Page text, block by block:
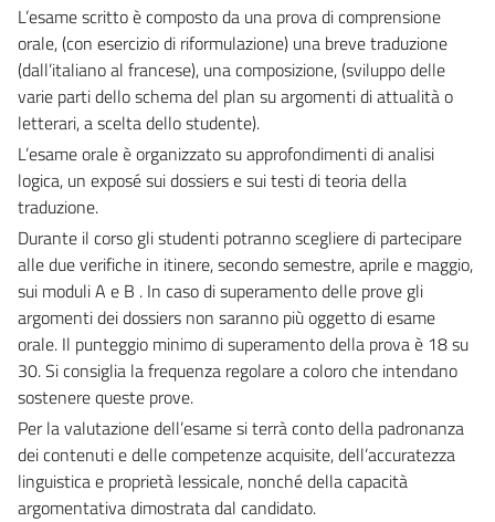
L’esame scritto è composto da una prova di comprensione
orale, (con esercizio di riformulazione) una breve traduzione
(dall’italiano al francese), una composizione, (sviluppo delle
varie parti dello schema del plan su argomenti di attualità o
letterari, a scelta dello studente).
L’esame orale è organizzato su approfondimenti di analisi
logica, un exposé sui dossiers e sui testi di teoria della
traduzione.
Durante il corso gli studenti potranno scegliere di partecipare
alle due verifiche in itinere, secondo semestre, aprile e maggio,
sui moduli A e B . In caso di superamento delle prove gli
argomenti dei dossiers non saranno più oggetto di esame
orale. Il punteggio minimo di superamento della prova è 18 su
30. Si consiglia la frequenza regolare a coloro che intendano
sostenere queste prove.
Per la valutazione dell’esame si terrà conto della padronanza
dei contenuti e delle competenze acquisite, dell’accuratezza
linguistica e proprietà lessicale, nonché della capacità
argomentativa dimostrata dal candidato.